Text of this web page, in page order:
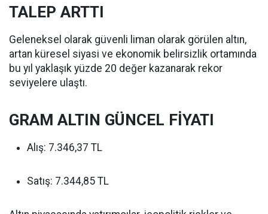
TALEP ARTTI
Geleneksel olarak güvenli liman olarak görülen altın,
artan küresel siyasi ve ekonomik belirsizlik ortamında
bu yıl yaklaşık yüzde 20 değer kazanarak rekor
seviyelere ulaştı.
GRAM ALTIN GÜNCEL FİYATI
Alış: 7.346,37 TL
Satış: 7.344,85 TL